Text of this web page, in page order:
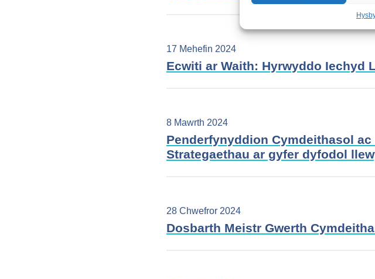
17 Mehefin 2024
Ecwiti ar Waith: Hyrwyddo Iechyd
8 Mawrth 2024
Penderfynyddion Cymdeithasol
Strategaethau ar gyfer dyfodol
28 Chwefror 2024
Dosbarth Meistr Gwerth